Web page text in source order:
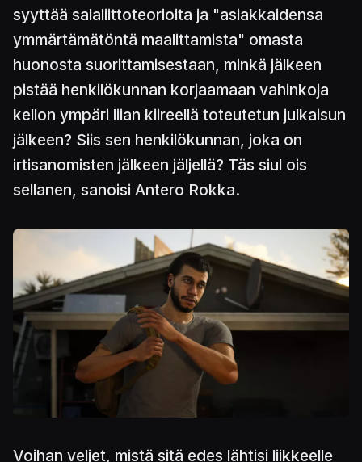
syyttää salaliittoteorioita ja "asiakkaidensa
ymmärtämätöntä maalittamista" omasta
huonosta suorittamisestaan, minkä jälkeen
pistää henkilökunnan korjaamaan vahinkoja
kellon ympäri liian kiireellä toteutetun julkaisun
jälkeen? Siis sen henkilökunnan, joka on
irtisanomisten jälkeen jäljellä? Täs siul ois
sellanen, sanoisi Antero Rokka.
Kuva
Voihan veljet, mistä sitä edes lähtisi liikkeelle